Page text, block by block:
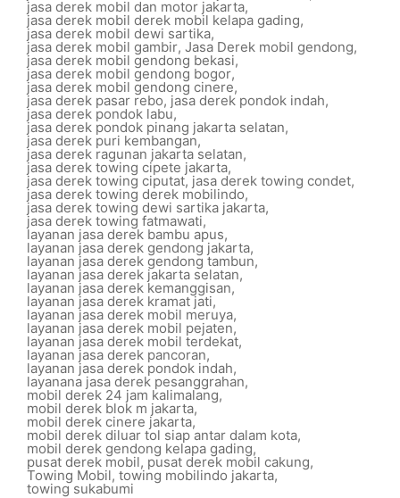
jasa derek mobil dan motor jakarta,
jasa derek mobil derek mobil kelapa gading,
jasa derek mobil dewi sartika,
jasa derek mobil gambir, Jasa Derek mobil gendong,
jasa derek mobil gendong bekasi,
jasa derek mobil gendong bogor,
jasa derek mobil gendong cinere,
jasa derek pasar rebo, jasa derek pondok indah,
jasa derek pondok labu,
jasa derek pondok pinang jakarta selatan,
jasa derek puri kembangan,
jasa derek ragunan jakarta selatan,
jasa derek towing cipete jakarta,
jasa derek towing ciputat, jasa derek towing condet,
jasa derek towing derek mobilindo,
jasa derek towing dewi sartika jakarta,
jasa derek towing fatmawati,
layanan jasa derek bambu apus,
layanan jasa derek gendong jakarta,
layanan jasa derek gendong tambun,
layanan jasa derek jakarta selatan,
layanan jasa derek kemanggisan,
layanan jasa derek kramat jati,
layanan jasa derek mobil meruya,
layanan jasa derek mobil pejaten,
layanan jasa derek mobil terdekat,
layanan jasa derek pancoran,
layanan jasa derek pondok indah,
layanana jasa derek pesanggrahan,
mobil derek 24 jam kalimalang,
mobil derek blok m jakarta,
mobil derek cinere jakarta,
mobil derek diluar tol siap antar dalam kota,
mobil derek gendong kelapa gading,
pusat derek mobil, pusat derek mobil cakung,
Towing Mobil, towing mobilindo jakarta,
towing sukabumi